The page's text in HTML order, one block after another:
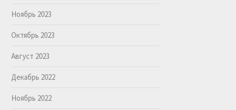
Ноябрь 2023
Октябрь 2023
Август 2023
Декабрь 2022
Ноябрь 2022